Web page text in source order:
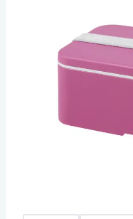
och helt
Storbritannien
plastpåse. Gör
lägga till